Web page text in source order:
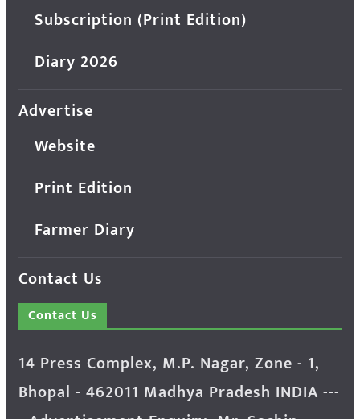
Subscription (Print Edition)
Diary 2026
Advertise
Website
Print Edition
Farmer Diary
Contact Us
Contact Us
14 Press Complex, M.P. Nagar, Zone - 1,
Bhopal - 462011 Madhya Pradesh INDIA ---